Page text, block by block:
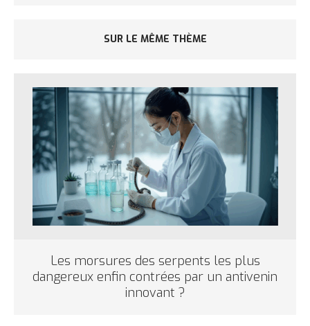
SUR LE MÊME THÈME
Les morsures des serpents les plus
dangereux enfin contrées par un antivenin
innovant ?